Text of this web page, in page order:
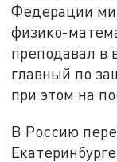
Федерации
физико-
преподавал в
главный по
при этом на
В Россию